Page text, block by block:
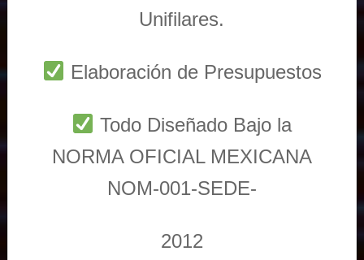
Unifilares.
Elaboración de Presupuestos
Todo Diseñado Bajo la
NORMA OFICIAL MEXICANA
NOM-001-SEDE-
2012